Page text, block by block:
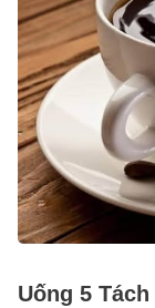
Uống 5